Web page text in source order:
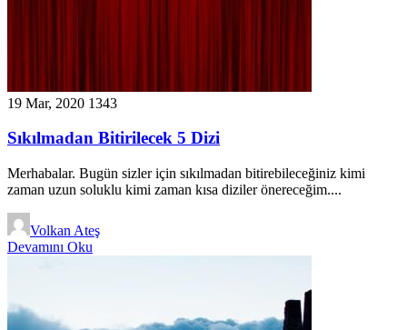
19 Mar, 2020 1343
Sıkılmadan Bitirilecek 5 Dizi
Merhabalar. Bugün sizler için sıkılmadan bitirebileceğiniz kimi
zaman uzun soluklu kimi zaman kısa diziler önereceğim....
Volkan Ateş
Devamını Oku